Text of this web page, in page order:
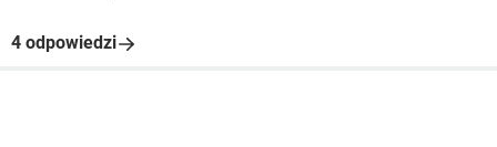
4 odpowiedzi